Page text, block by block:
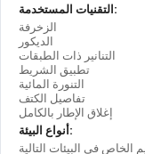
التقنيات المستخدمة:
الزخرفة
الديكور
التنانير ذات الطبقات
تطبيق الشريط
التنورة المائية
تفاصيل الكتف
إغلاق الإطار بالكامل
أنواع البيئة: